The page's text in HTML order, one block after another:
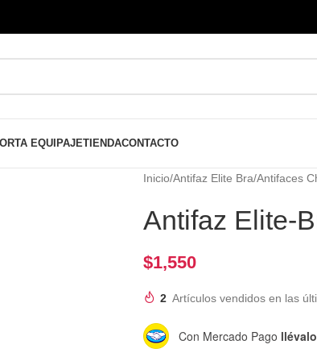
EQUIPAJETIENDACONTACTO
Inicio/Antifaz Elite Bra/Antifaces
Antifaz Elite-
$1,550
2 Artículos vendidos en las
Con Mercado Pago